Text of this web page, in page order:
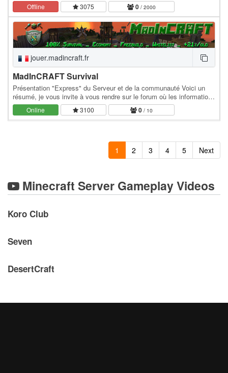
Offline 3075 0 / 2000
jouer.madincraft.fr
MadInCRAFT Survival
Présentation "Express" du Serveur et de la communauté Voici un
résumé, je vous invite à vous rendre sur le forum où les informations
seront plus complètes. Serveur en…
Online 3100 0 / 10
1 2 3 4 5 Next
Minecraft Server Gameplay Videos
Koro Club
Seven
DesertCraft